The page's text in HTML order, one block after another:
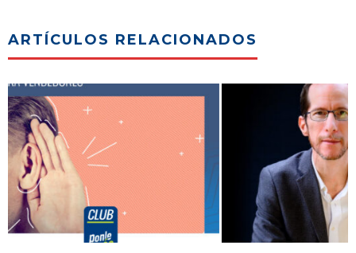
ARTÍCULOS RELACIONADOS